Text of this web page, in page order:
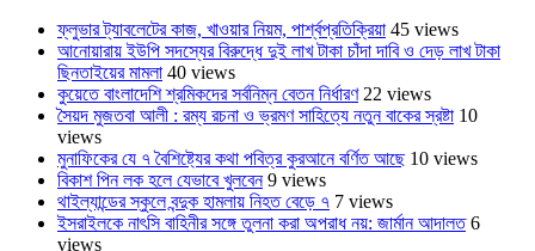
ফ্লুভার ট্যাবলেটের কাজ, খাওয়ার নিয়ম, পার্শ্বপ্রতিক্রিয়া 45 views
আনোয়ারায় ইউপি সদস্যের বিরুদ্ধে দুই লাখ টাকা চাঁদা দাবি ও দেড় লাখ টাকা
ছিনতাইয়ের মামলা 40 views
কুয়েতে বাংলাদেশি শ্রমিকদের সর্বনিম্ন বেতন নির্ধারণ 22 views
সৈয়দ মুজতবা আলী : রম্য রচনা ও ভ্রমণ সাহিত্যে নতুন বাকের স্রষ্টা 10
views
মুনাফিকের যে ৭ বৈশিষ্ট্যের কথা পবিত্র কুরআনে বর্ণিত আছে 10 views
বিকাশ পিন লক হলে যেভাবে খুলবেন 9 views
থাইল্যান্ডের স্কুলে বন্দুক হামলায় নিহত বেড়ে ৭ 7 views
ইসরাইলকে নাৎসি বাহিনীর সঙ্গে তুলনা করা অপরাধ নয়: জার্মান আদালত 6
views